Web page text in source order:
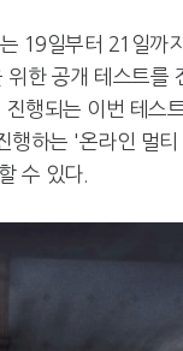
19일부터 21일까
한 공개 테스트를
행되는 이번 테스
하는 '온라인 멀
수 있다.
'실